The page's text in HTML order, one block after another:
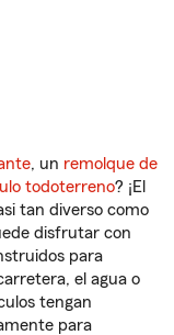
, un remolque de
todoterreno? ¡El
tan diverso como
disfrutar con
para
el agua o
tengan
para